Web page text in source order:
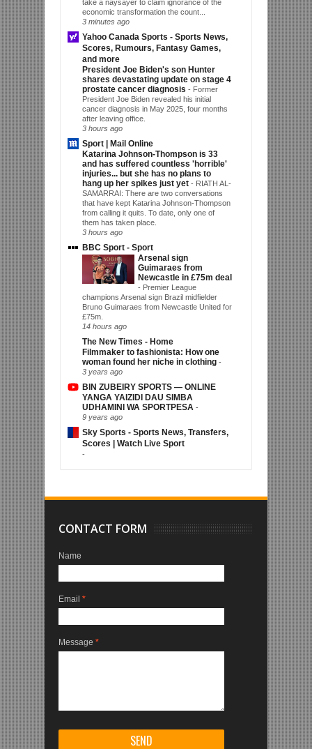
take a naysayer to claim ignorance of the
economic transformation the count...
3 minutes ago
Yahoo Canada Sports - Sports News,
Scores, Rumours, Fantasy Games,
and more
President Joe Biden's son Hunter
shares devastating update on stage 4
prostate cancer diagnosis - Former
President Joe Biden revealed his initial
cancer diagnosis in May 2025, four months
after leaving office.
3 hours ago
Sport | Mail Online
Katarina Johnson-Thompson is 33
and has suffered countless 'horrible'
injuries... but she has no plans to
hang up her spikes just yet - RIATH AL-
SAMARRAI: There are two conversations
that have kept Katarina Johnson-Thompson
from calling it quits. To date, only one of
them has taken place.
3 hours ago
BBC Sport - Sport
Arsenal sign
Guimaraes from
Newcastle in £75m deal
- Premier League
champions Arsenal sign Brazil midfielder
Bruno Guimaraes from Newcastle United for
£75m.
14 hours ago
The New Times - Home
Filmmaker to fashionista: How one
woman found her niche in clothing -
3 years ago
BIN ZUBEIRY SPORTS — ONLINE
YANGA YAIZIDI DAU SIMBA
UDHAMINI WA SPORTPESA -
9 years ago
Sky Sports - Sports News, Transfers,
Scores | Watch Live Sport
-
CONTACT FORM
Name
Email *
Message *